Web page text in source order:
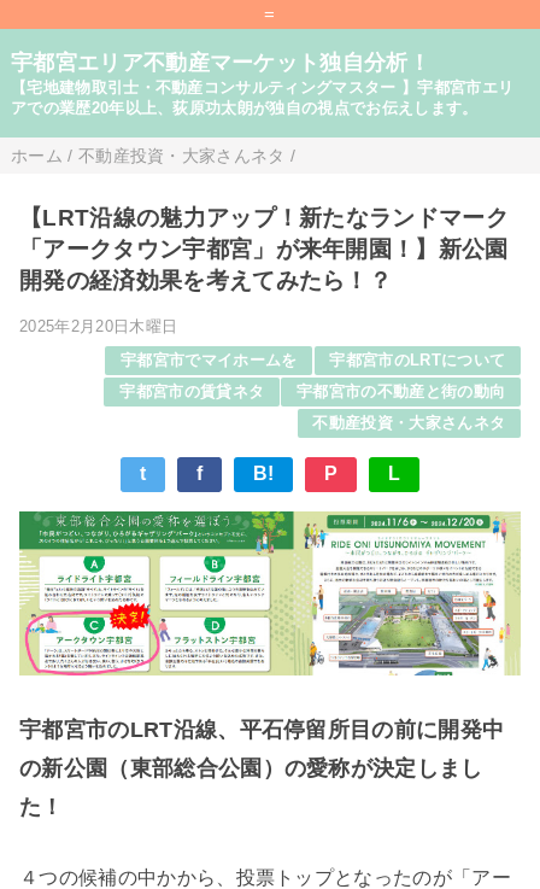
=
宇都宮エリア不動産マーケット独自分析！
【宅地建物取引士・不動産コンサルティングマスター 】宇都宮市エリ
アでの業歴20年以上、荻原功太朗が独自の視点でお伝えします。
ホーム / 不動産投資・大家さんネタ /
【LRT沿線の魅力アップ！新たなランドマーク
「アークタウン宇都宮」が来年開園！】新公園
開発の経済効果を考えてみたら！？
2025年2月20日木曜日
宇都宮市でマイホームを
宇都宮市のLRTについて
宇都宮市の賃貸ネタ
宇都宮市の不動産と街の動向
不動産投資・大家さんネタ
t f B! P L
宇都宮市のLRT沿線、平石停留所目の前に開発中
の新公園（東部総合公園）の愛称が決定しまし
た！
４つの候補の中かから、投票トップとなったのが「アー